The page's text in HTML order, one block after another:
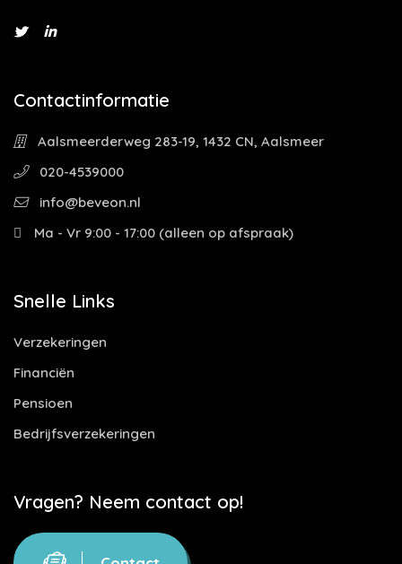
Contactinformatie
Aalsmeerderweg 283-19, 1432 CN, Aalsmeer
020-4539000
info@beveon.nl
Ma - Vr 9:00 - 17:00 (alleen op afspraak)
Snelle Links
Verzekeringen
Financiën
Pensioen
Bedrijfsverzekeringen
Vragen? Neem contact op!